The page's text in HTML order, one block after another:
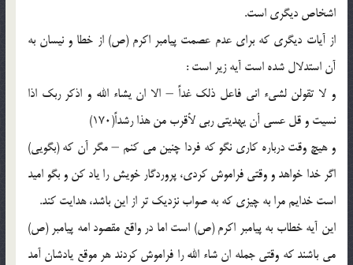
اشخاص ديگري است.
از آيات ديگري كه براي عدم عصمت پيامبر اكرم (ص) از خطا و نيسان به
آن استدلال شده است آيه زير است :
و لا تقولن لشيء اني فاعل ذلك غداً – الا ان يشاء الله و اذكر ربك اذا
نسيت و قل عسي أن يهديتي ربي لأقرب من هذا رشداً(170)
و هيچ وقت درباره كاري نگو كه فردا چنين مي كنم – مگر آن كه (بگويي)
اگر خدا خواهد و وقتي فراموش كردي، پروردگار خويش را ياد كن و بگو اميد
است خدايم مرا به چيزي كه به صواب نزديك تر از اين باشد، هدايت كند.
اين آيه خطاب به پيامبر اكرم (ص) است اما در واقع مقصود امه پيامبر (ص)
مي باشند كه وقتي جمله ان شاء الله را فراموش كردند هر موقع يادشان آمد